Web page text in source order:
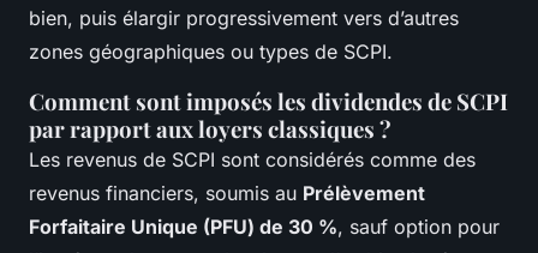
bien, puis élargir progressivement vers d’autres
zones géographiques ou types de SCPI.
Comment sont imposés les dividendes de SCPI
par rapport aux loyers classiques ?
Les revenus de SCPI sont considérés comme des
revenus financiers, soumis au Prélèvement
Forfaitaire Unique (PFU) de 30 %, sauf option pour